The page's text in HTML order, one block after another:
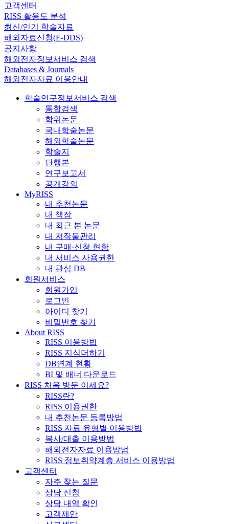
고객센터
RISS 활용도 분석
최신/인기 학술자료
해외자료신청(E-DDS)
공지사항
해외전자정보서비스 검색
Databases & Journals
해외전자자료 이용안내
학술연구정보서비스 검색
통합검색
학위논문
국내학술논문
해외학술논문
학술지
단행본
연구보고서
공개강의
MyRISS
내 추천논문
내 책장
내 최근 본 논문
내 저작물관리
내 구매·신청 현황
내 서비스 사용권한
내 관심 DB
회원서비스
회원가입
로그인
아이디 찾기
비밀번호 찾기
About RISS
RISS 이용방법
RISS 지식더하기
DB연계 현황
BI 및 배너 다운로드
RISS 처음 방문 이세요?
RISS란?
RISS 이용권한
내 추천논문 등록방법
RISS 자료 유형별 이용방법
복사/대출 이용방법
해외전자자료 이용방법
RISS 정보취약계층 서비스 이용방법
고객센터
자주 찾는 질문
상담 신청
상담 내역 확인
고객제안